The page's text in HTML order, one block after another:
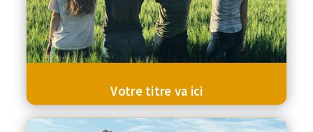
Votre titre va ici